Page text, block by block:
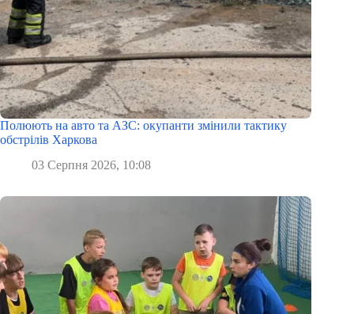
Полюють на авто та АЗС: окупанти змінили тактику
обстрілів Харкова
03 Серпня 2026, 10:08